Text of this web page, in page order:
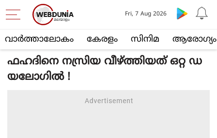
വാര്‍ത്താലോകം കേരളം സിനിമ ആരോഗ്യം
Fri, 7 Aug 2026
ഫഹദിനെ നസ്രിയ വീഴ്‌ത്തിയത് ഒറ്റ ഡ
യലോഗിൽ !